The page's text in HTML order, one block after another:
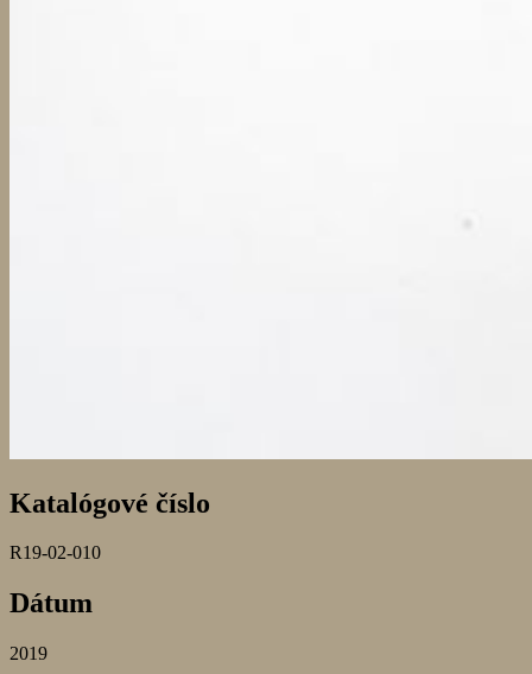
Katalógové číslo
R19-02-010
Dátum
2019